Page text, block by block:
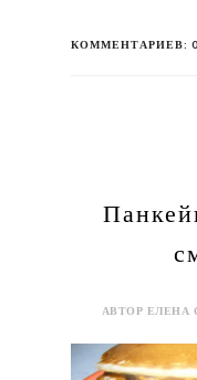
КОММЕНТАРИЕВ: 0
АВТОР ЕЛЕНА